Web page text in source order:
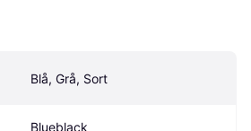
Blå, Grå, Sort
Blueblack